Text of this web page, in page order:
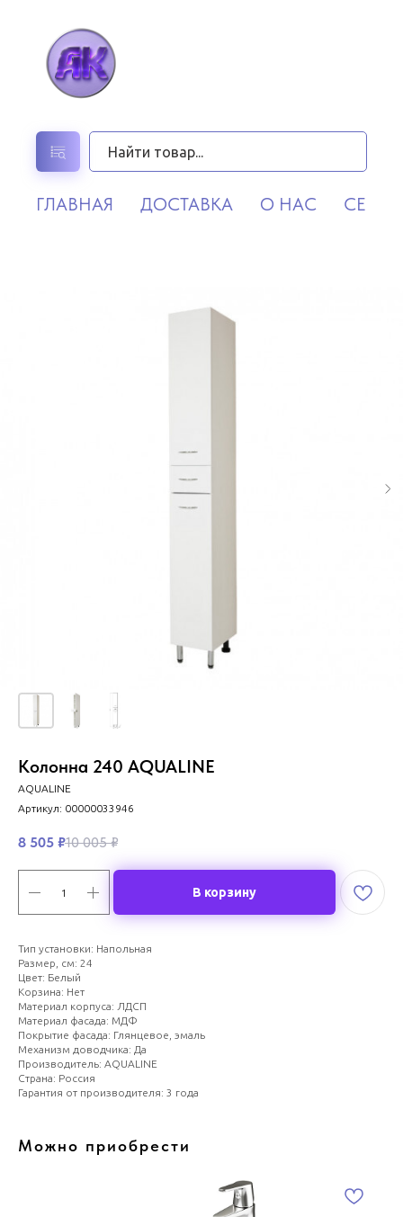
ГЛАВНАЯ ДОСТАВКА О НАС
Колонна 240 AQUALINE
AQUALINE
Артикул: 00000033946
8 505 ₽10 005 ₽
В корзину
Тип установки: Напольная
Размер, см: 24
Цвет: Белый
Корзина: Нет
Материал корпуса: ЛДСП
Материал фасада: МДФ
Покрытие фасада: Глянцевое, эмаль
Механизм доводчика: Да
Производитель: AQUALINE
Страна: Россия
Гарантия от производителя: 3 года
Можно приобрести